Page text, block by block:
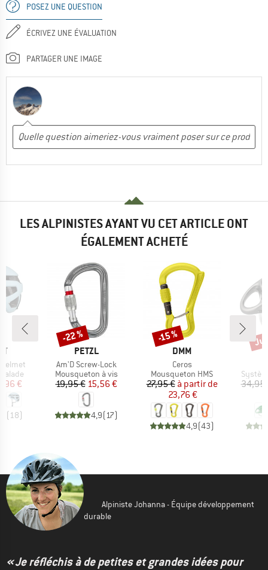
POSEZ UNE QUESTION
ÉCRIVEZ UNE ÉVALUATION
PARTAGER UNE IMAGE
LES ALPINISTES AYANT VU CET ARTICLE ONT
ÉGALEMENT ACHETÉ
réduit
€
(18)
MARQUE
PETZL
Article
Am'D Screw-Lock
Product group
Mousqueton à vis
Prix
19,95 €Prix réduit
15,56 €
4,9(17)
Remise
-22 %
MARQUE
DMM
Article
Ceros
Product group
Mousqueton HMS
Prix
27,95 € Prix réduit
à partir de
23,76 €
4,9(43)
Remise
-15 %
34,95
Alpiniste Johanna - Équipe développement
durable
« Je réfléchis à de petites et grandes idées pour